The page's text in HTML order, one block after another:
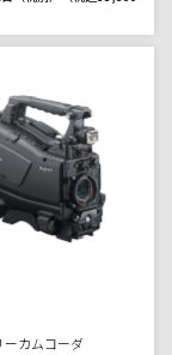
ーカムコーダ